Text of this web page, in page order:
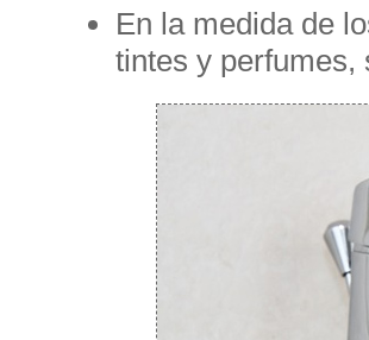
En la medida de
tintes y perfumes,